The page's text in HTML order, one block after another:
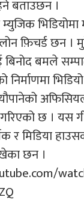
बताउछन ।
फ़िचर्ड छन
बिनोद बमले
निर्माणमा
गरिएको छ । यस
र मिडिया
छन ।